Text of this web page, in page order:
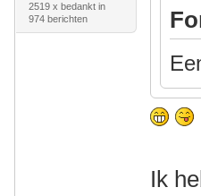
2519 x bedankt in
974 berichten
Ik